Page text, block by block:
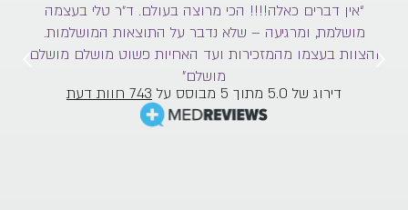
“אין דברים כאלה!!!! הכי מרוצה בעולם. ד״ר טלי בעצמה
מושלמת, ומרגיעה – שלא נדבר על התוצאות המושלמות.
והצוות בעצמו מהמזכירות ועד האחיות פשוט מושלם מושלם
מושלם”
דירוג של 5.0 מתוך 5 מבוסס על
743 חוות דעת